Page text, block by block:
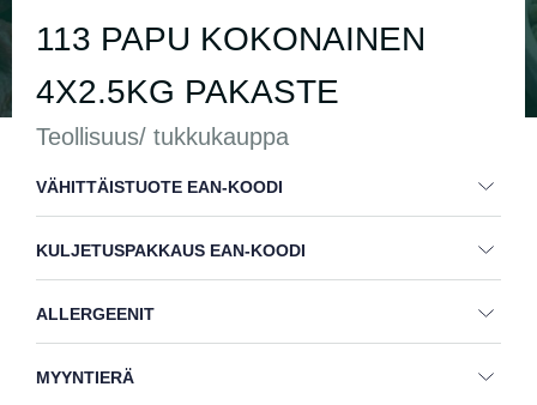
113 PAPU KOKONAINEN
4X2.5KG PAKASTE
Teollisuus/ tukkukauppa
VÄHITTÄISTUOTE EAN-KOODI
KULJETUSPAKKAUS EAN-KOODI
ALLERGEENIT
MYYNTIERÄ